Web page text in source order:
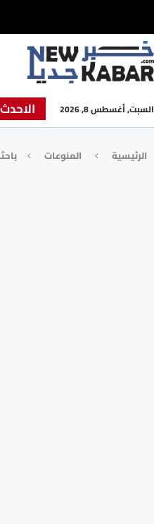
السبت, أغسطس 8, 2026 الاحدث
الرئيسية المنوعات